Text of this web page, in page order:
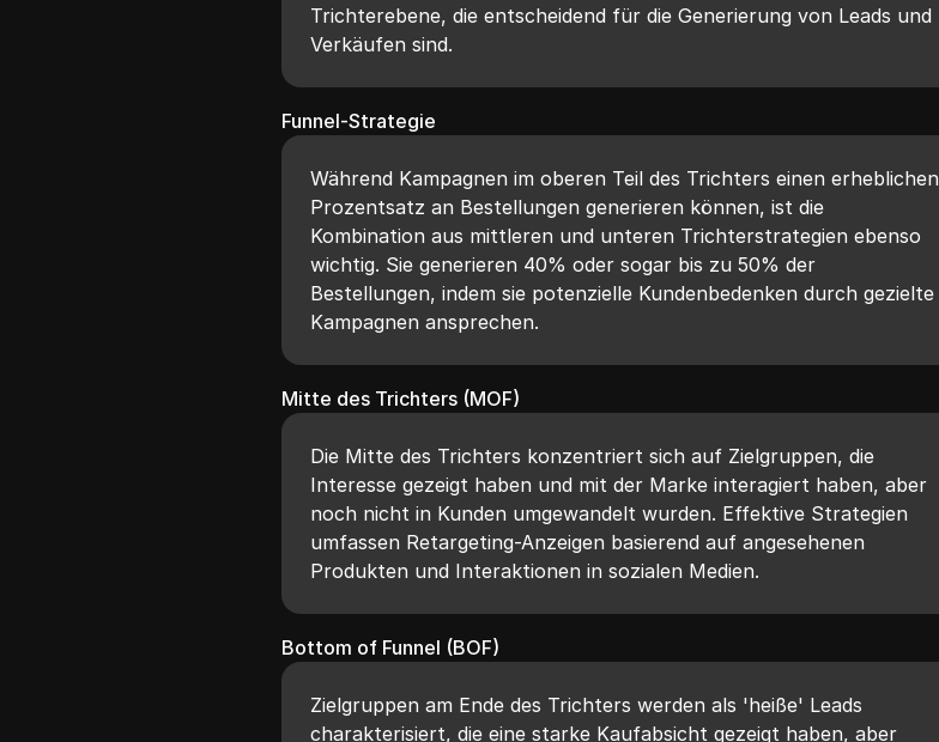
Trichterebene, die entscheidend für die Generierung von Leads und
Verkäufen sind.
Funnel-Strategie
Während Kampagnen im oberen Teil des Trichters einen erheblichen
Prozentsatz an Bestellungen generieren können, ist die
Kombination aus mittleren und unteren Trichterstrategien ebenso
wichtig. Sie generieren 40% oder sogar bis zu 50% der
Bestellungen, indem sie potenzielle Kundenbedenken durch gezielte
Kampagnen ansprechen.
Mitte des Trichters (MOF)
Die Mitte des Trichters konzentriert sich auf Zielgruppen, die
Interesse gezeigt haben und mit der Marke interagiert haben, aber
noch nicht in Kunden umgewandelt wurden. Effektive Strategien
umfassen Retargeting-Anzeigen basierend auf angesehenen
Produkten und Interaktionen in sozialen Medien.
Bottom of Funnel (BOF)
Zielgruppen am Ende des Trichters werden als 'heiße' Leads
charakterisiert, die eine starke Kaufabsicht gezeigt haben, aber